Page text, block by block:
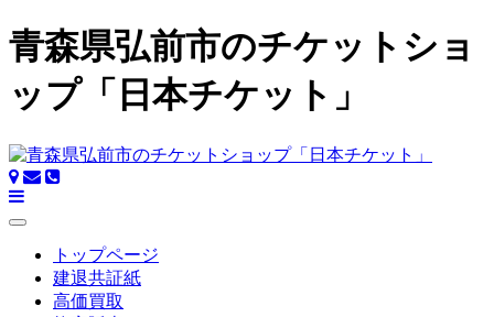
青森県弘前市のチケットショ
ップ「日本チケット」
トップページ
建退共証紙
高価買取